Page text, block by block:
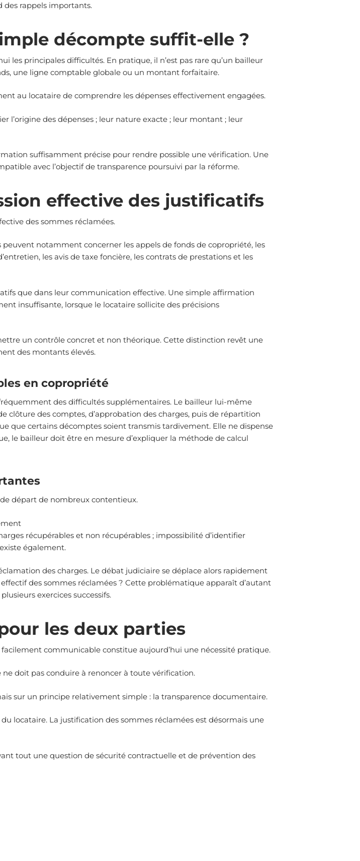
des rappels importants.
décompte suffit-elle ?
les principales difficultés. En pratique, il n’est pas rare qu’un bailleur
une ligne comptable globale ou un montant forfaitaire.
au locataire de comprendre les dépenses effectivement engagées.
l’origine des dépenses ; leur nature exacte ; leur montant ; leur
suffisamment précise pour rendre possible une vérification. Une
avec l’objectif de transparence poursuivi par la réforme.
effective des justificatifs
des sommes réclamées.
notamment concerner les appels de fonds de copropriété, les
les avis de taxe foncière, les contrats de prestations et les
que dans leur communication effective. Une simple affirmation
insuffisante, lorsque le locataire sollicite des précisions
un contrôle concret et non théorique. Cette distinction revêt une
des montants élevés.
en copropriété
des difficultés supplémentaires. Le bailleur lui-même
clôture des comptes, d’approbation des charges, puis de répartition
que certains décomptes soient transmis tardivement. Elle ne dispense
le bailleur doit être en mesure d’expliquer la méthode de calcul
départ de nombreux contentieux.
récupérables et non récupérables ; impossibilité d’identifier
également.
des charges. Le débat judiciaire se déplace alors rapidement
des sommes réclamées ? Cette problématique apparaît d’autant
exercices successifs.
les deux parties
communicable constitue aujourd’hui une nécessité pratique.
doit pas conduire à renoncer à toute vérification.
sur un principe relativement simple : la transparence documentaire.
locataire. La justification des sommes réclamées est désormais une
tout une question de sécurité contractuelle et de prévention des